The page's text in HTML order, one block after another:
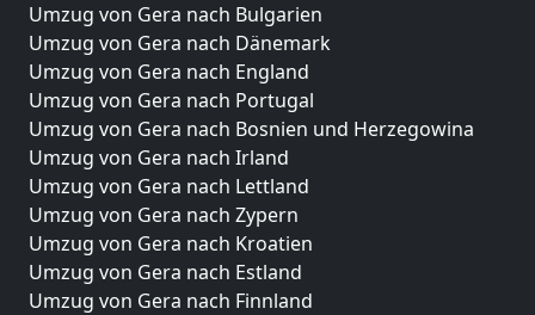
Umzug von Gera nach Bulgarien
Umzug von Gera nach Dänemark
Umzug von Gera nach England
Umzug von Gera nach Portugal
Umzug von Gera nach Bosnien und Herzegowina
Umzug von Gera nach Irland
Umzug von Gera nach Lettland
Umzug von Gera nach Zypern
Umzug von Gera nach Kroatien
Umzug von Gera nach Estland
Umzug von Gera nach Finnland